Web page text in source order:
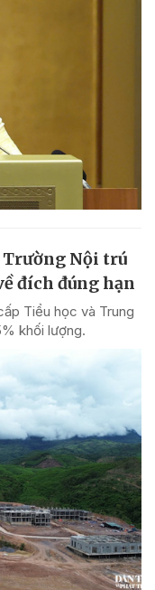
Nội trú
đích đúng hạn
Tiểu học và Trung
khối lượng.